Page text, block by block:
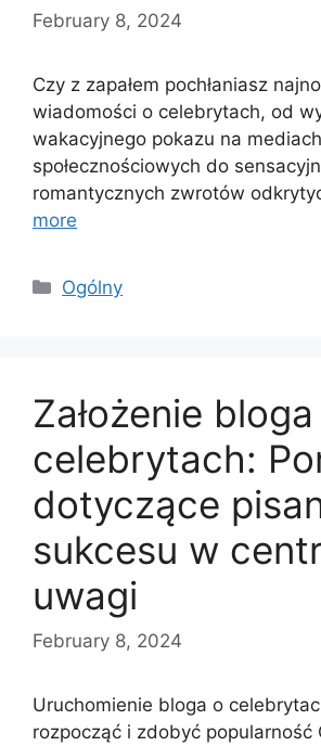
February 8, 2024
Czy z zapałem pochłaniasz
wiadomości o celebrytach, od
wakacyjnego pokazu na mediach
społecznościowych do
romantycznych zwrotów
more
Categories
Ogólny
Założenie
celebrytach:
dotyczące
sukcesu w
uwagi
February 8, 2024
Uruchomienie bloga o
rozpocząć i zdobyć popularność